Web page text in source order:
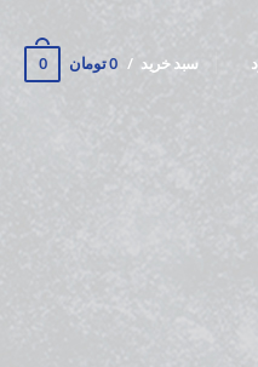
سبد خرید 0 تومان 0